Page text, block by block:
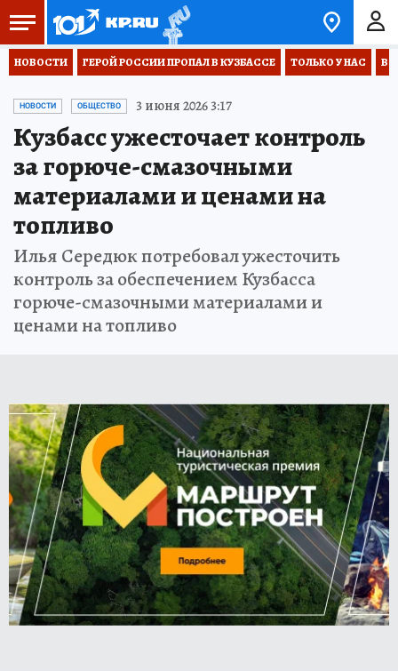
НОВОСТИ ГЕРОЙ РОССИИ ПРОПАЛ В КУЗБАССЕ ТОЛЬКО У НАС
НОВОСТИ ОБЩЕСТВО 3 июня 2026 3:17
Кузбасс ужесточает контроль
за горюче-смазочными
материалами и ценами на
топливо
Илья Середюк потребовал ужесточить
контроль за обеспечением Кузбасса
горюче-смазочными материалами и
ценами на топливо